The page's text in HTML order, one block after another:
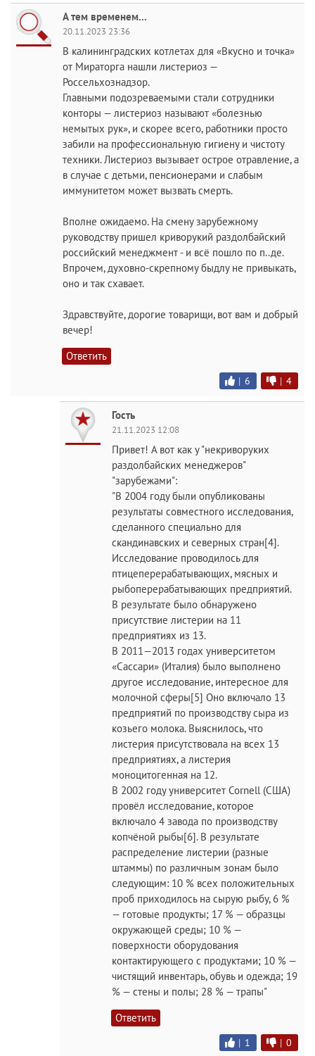
А тем временем...
20.11.2023 23:36
В калининградских котлетах для «Вкусно и точка»
от Мираторга нашли листериоз —
Россельхознадзор.
Главными подозреваемыми стали сотрудники
конторы — листериоз называют «болезнью
немытых рук», и скорее всего, работники просто
забили на профессиональную гигиену и чистоту
техники. Листериоз вызывает острое отравление, а
в случае с детьми, пенсионерами и слабым
иммунитетом может вызвать смерть.
Вполне ожидаемо. На смену зарубежному
руководству пришел криворукий раздолбайский
российский менеджмент - и всё пошло по п..де.
Впрочем, духовно-скрепному быдлу не привыкать,
оно и так схавает.
Здравствуйте, дорогие товарищи, вот вам и добрый
вечер!
Ответить
| 6 | 4
Гость
21.11.2023 12:08
Привет! А вот как у "некриворуких
раздолбайских менеджеров"
"зарубежами":
"В 2004 году были опубликованы
результаты совместного исследования,
сделанного специально для
скандинавских и северных стран[4].
Исследование проводилось для
птицеперерабатывающих, мясных и
рыбоперерабатывающих предприятий.
В результате было обнаружено
присутствие листерии на 11
предприятиях из 13.
В 2011—2013 годах университетом
«Сассари» (Италия) было выполнено
другое исследование, интересное для
молочной сферы[5] Оно включало 13
предприятий по производству сыра из
козьего молока. Выяснилось, что
листерия присутствовала на всех 13
предприятиях, а листерия
моноцитогенная на 12.
В 2002 году университет Cornell (США)
провёл исследование, которое
включало 4 завода по производству
копчёной рыбы[6]. В результате
распределение листерии (разные
штаммы) по различным зонам было
следующим: 10 % всех положительных
проб приходилось на сырую рыбу, 6 %
— готовые продукты; 17 % — образцы
окружающей среды; 10 % —
поверхности оборудования
контактирующего с продуктами; 10 % —
чистящий инвентарь, обувь и одежда; 19
% — стены и полы; 28 % — трапы"
Ответить
| 1 | 0